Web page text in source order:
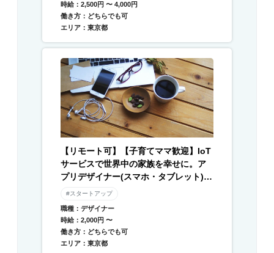
時給：2,500円 〜 4,000円
働き方：どちらでも可
エリア：東京都
【リモート可】【子育てママ歓迎】IoT
サービスで世界中の家族を幸せに。ア
プリデザイナー(スマホ・タブレット) /
Webデザイナー募集
#スタートアップ
職種：デザイナー
時給：2,000円 〜
働き方：どちらでも可
エリア：東京都